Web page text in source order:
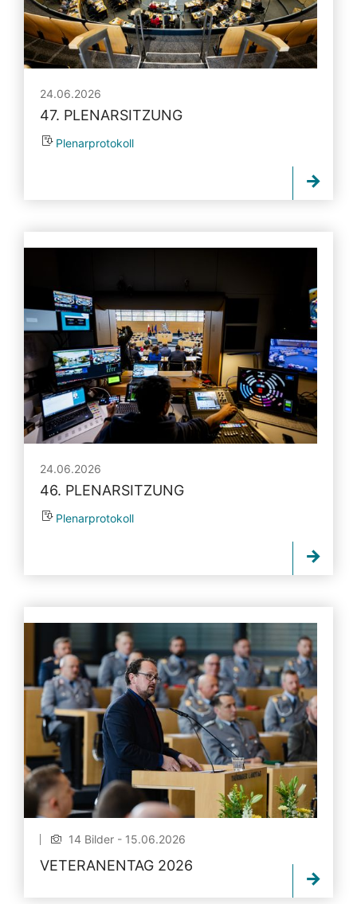
24.06.2026
47. PLENARSITZUNG
Plenarprotokoll
24.06.2026
46. PLENARSITZUNG
Plenarprotokoll
14 Bilder - 15.06.2026
VETERANENTAG 2026